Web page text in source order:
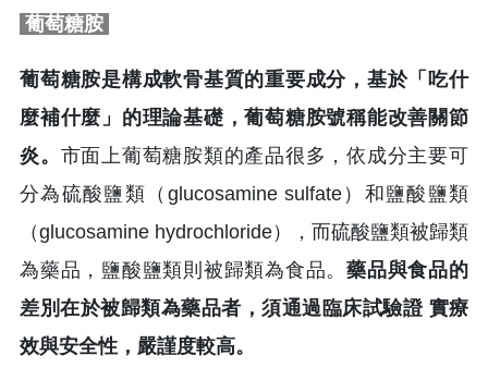
葡萄糖胺
葡萄糖胺是構成軟骨基質的重要成分，基於「吃什
麼補什麼」的理論基礎，葡萄糖胺號稱能改善關節
炎。 市面上葡萄糖胺類的產品很多，依成分主要可
分為硫酸鹽類（glucosamine sulfate）和鹽酸鹽類
（glucosamine hydrochloride），而硫酸鹽類被歸類
為藥品，鹽酸鹽類則被歸類為食品。藥品與食品的
差別在於被歸類為藥品者，須通過臨床試驗證 實療
效與安全性，嚴謹度較高。